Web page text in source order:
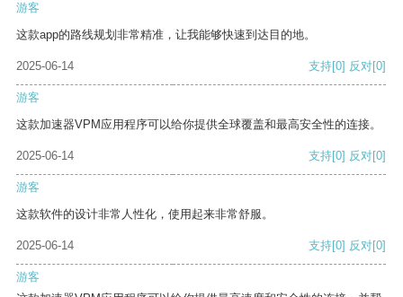
游客
这款app的路线规划非常精准，让我能够快速到达目的地。
2025-06-14 支持[0] 反对[0]
游客
这款加速器VPM应用程序可以给你提供全球覆盖和最高安全性的连接。
2025-06-14 支持[0] 反对[0]
游客
这款软件的设计非常人性化，使用起来非常舒服。
2025-06-14 支持[0] 反对[0]
游客